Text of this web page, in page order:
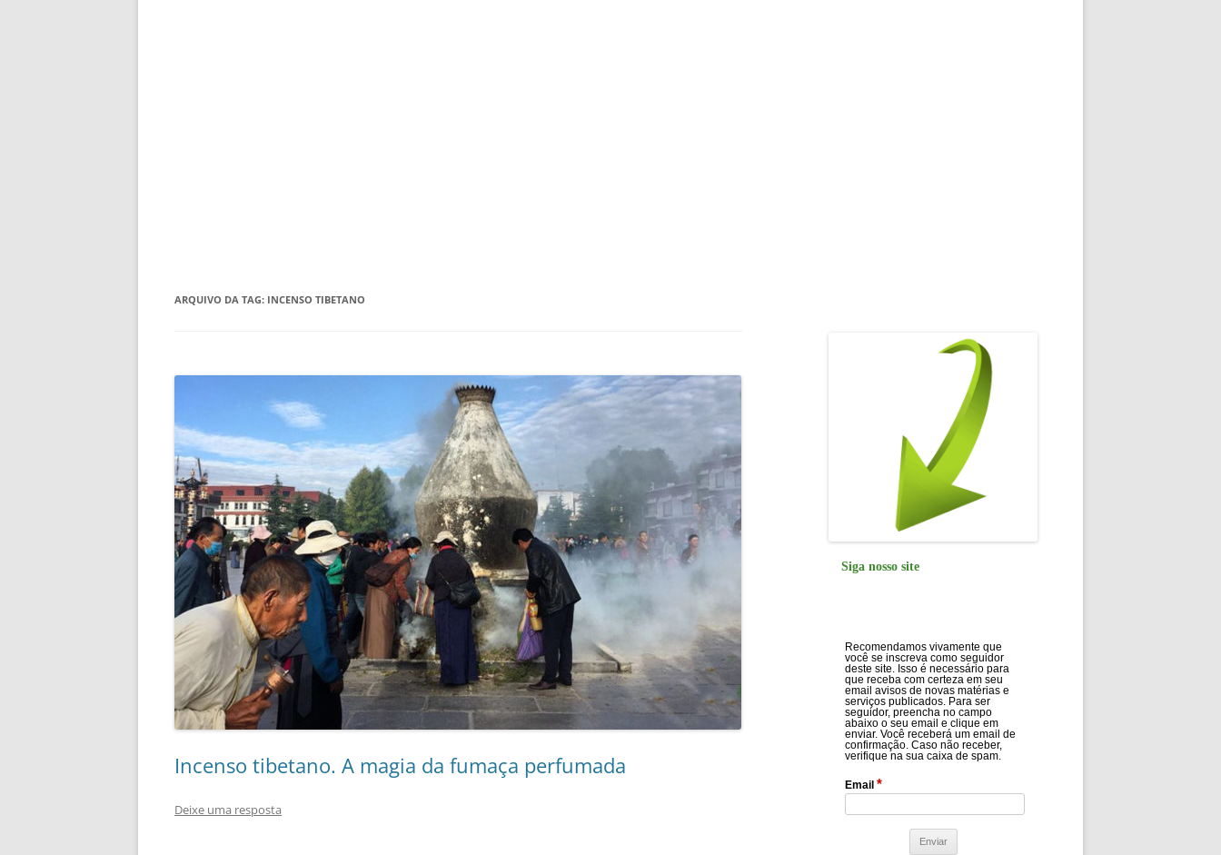
ARQUIVO DA TAG: INCENSO TIBETANO
Incenso tibetano. A magia da fumaça perfumada
Deixe uma resposta
Siga nosso site
Recomendamos vivamente que
você se inscreva como seguidor
deste site. Isso é necessário para
que receba com certeza em seu
email avisos de novas matérias e
serviços publicados. Para ser
seguidor, preencha no campo
abaixo o seu email e clique em
enviar. Você receberá um email de
confirmação. Caso não receber,
verifique na sua caixa de spam.
Email *